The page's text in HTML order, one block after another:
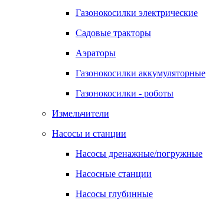
Газонокосилки электрические
Садовые тракторы
Аэраторы
Газонокосилки аккумуляторные
Газонокосилки - роботы
Измельчители
Насосы и станции
Насосы дренажные/погружные
Насосные станции
Насосы глубинные